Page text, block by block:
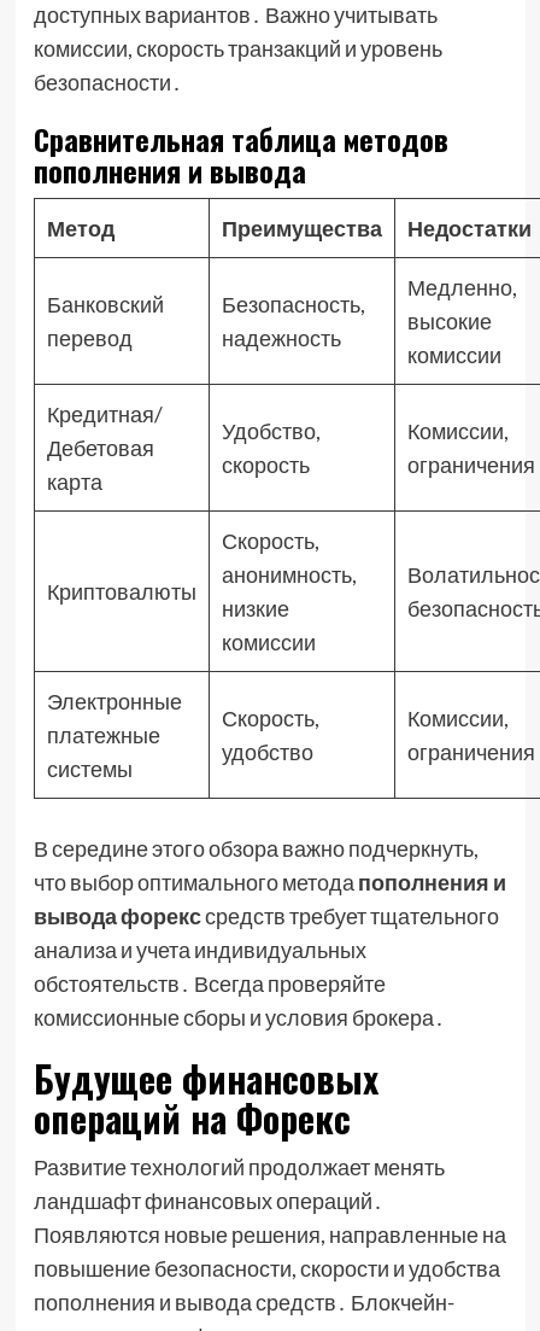
доступных вариантов․ Важно учитывать
комиссии, скорость транзакций и уровень
безопасности․
Сравнительная таблица методов
пополнения и вывода
Метод Преимущества Недостатки
Банковский
перевод
Безопасность,
надежность
Медленно,
высокие
комиссии
Кредитная/
Дебетовая
карта
Удобство,
скорость
Комиссии,
ограничения
Криптовалюты
Скорость,
анонимность,
низкие
комиссии
Электронные
платежные
системы
Скорость,
удобство
Комиссии,
ограничения
В середине этого обзора важно подчеркнуть,
что выбор оптимального метода пополнения и
вывода форекссредств требует тщательного
анализа и учета индивидуальных
обстоятельств․ Всегда проверяйте
комиссионные сборы и условия брокера․
Будущее финансовых
операций на Форекс
Развитие технологий продолжает менять
ландшафт финансовых операций․
Появляются новые решения, направленные на
повышение безопасности, скорости и удобства
пополнения и вывода средств․ Блокчейн-